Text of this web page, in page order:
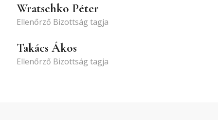
Wratschko Péter
Ellenőrző Bizottság tagja
Takács Ákos
Ellenőrző Bizottság tagja